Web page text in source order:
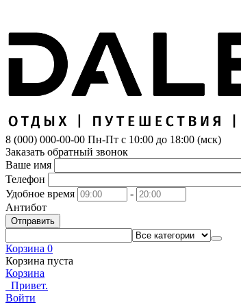
8 (000) 000-00-00 Пн-Пт с 10:00 до 18:00 (мск)
Заказать обратный звонок
Ваше имя
Телефон
Удобное время
-
Антибот
Отправить
Корзина 0
Корзина пуста
Корзина
Привет.
Войти